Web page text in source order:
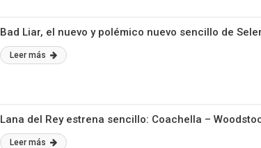
Bad Liar, el nuevo y polémico nuevo sencillo de
Leer más
Lana del Rey estrena sencillo: Coachella –
Leer más